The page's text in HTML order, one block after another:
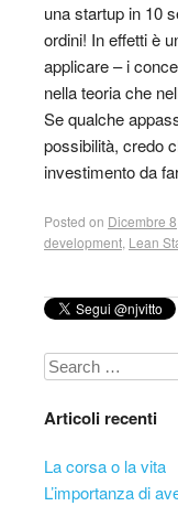
una startup in 10
ordini! In effetti è
applicare – i
nella teoria che
Se qualche
possibilità, credo
investimento da
Posted on Dicembre
development Lean
Search
Articoli recenti
La corsa o la vita
L’importanza di